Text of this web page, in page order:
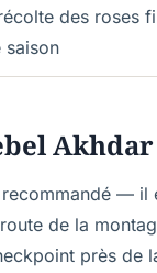
des roses
saison
Akhdar
recommandé — il
de la
près de